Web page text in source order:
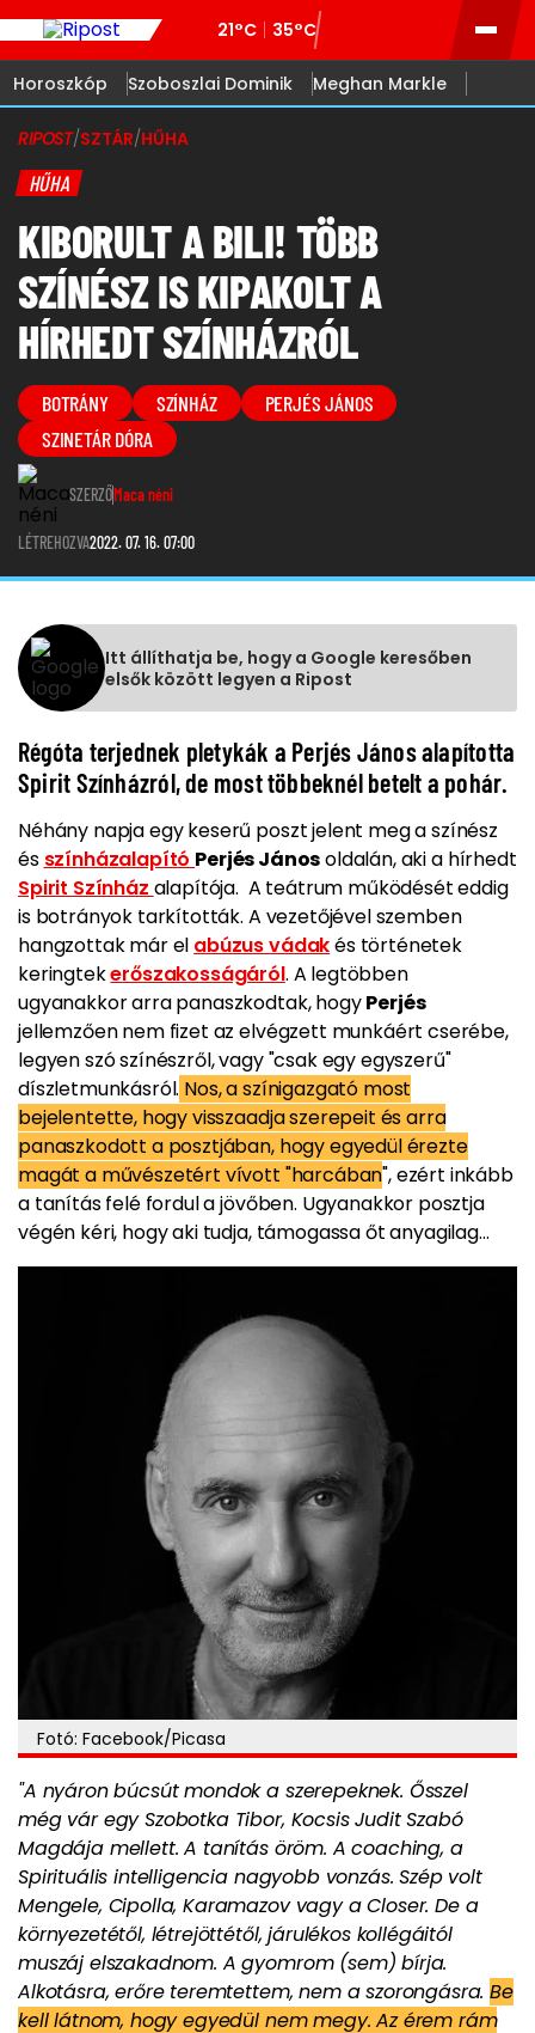
21°C 35°C
Horoszkóp Szoboszlai Dominik Meghan Markle
RIPOST/SZTÁR/HŰHA
HŰHA
KIBORULT A BILI! TÖBB
SZÍNÉSZ IS KIPAKOLT A
HÍRHEDT SZÍNHÁZRÓL
BOTRÁNY SZÍNHÁZ
PERJÉS JÁNOS
SZINETÁR DÓRA
SZERZŐMaca néni
LÉTREHOZVA2022. 07. 16. 07:00
Itt állíthatja be, hogy a Google keresőben
elsők között legyen a Ripost
Régóta terjednek pletykák a Perjés János alapította
Spirit Színházról, de most többeknél betelt a pohár.
Néhány napja egy keserű poszt jelent meg a színész
és színházalapító Perjés Jánosoldalán, aki a hírhedt
Spirit Színház alapítója. A teátrum működését eddig
is botrányok tarkították. A vezetőjével szemben
hangzottak már el abúzus vádakés történetek
keringtekerőszakosságáról. A legtöbben
ugyanakkor arra panaszkodtak, hogyPerjés
jellemzően nem fizet az elvégzett munkáért cserébe,
legyen szó színészről, vagy "csak egy egyszerű"
díszletmunkásról. Nos, a színigazgató most
bejelentette, hogy visszaadja szerepeit és arra
panaszkodott a posztjában, hogy egyedül érezte
magát a művészetért vívott "harcában", ezért inkább
a tanítás felé fordul a jövőben. Ugyanakkor posztja
végén kéri, hogy aki tudja, támogassa őt anyagilag...
Fotó: Facebook/Picasa
"A nyáron búcsút mondok a szerepeknek. Ősszel
még vár egy Szobotka Tibor, Kocsis Judit Szabó
Magdája mellett. A tanítás öröm. A coaching, a
Spirituális intelligencia nagyobb vonzás. Szép volt
Mengele, Cipolla, Karamazov vagy a Closer. De a
környezetétől, létrejöttétől, járulékos kollégáitól
muszáj elszakadnom. A gyomrom (sem) bírja.
Alkotásra, erőre teremtettem, nem a szorongásra.Be
kell látnom, hogy egyedül nem megy. Az érem rám